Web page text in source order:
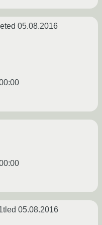
05.08.2016
05.08.2016